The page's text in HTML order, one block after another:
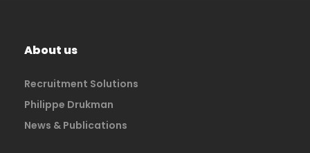
About us
Recruitment Solutions
Philippe Drukman
News & Publications